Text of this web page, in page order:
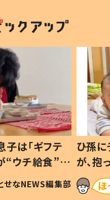
子は「ギフテ
“ウチ給食”を
は #令和の親
せなNEWS編集部
ひ孫
が、
「涙が
い」